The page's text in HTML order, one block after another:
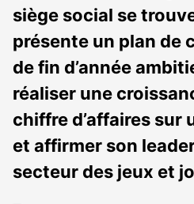
siège social se
présente un plan de
de fin d’année
réaliser une
chiffre d’affaires sur
et affirmer son
secteur des jeux et